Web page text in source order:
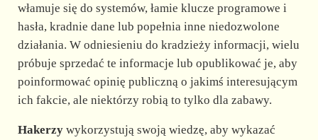
włamuje się do systemów, łamie klucze programowe i
hasła, kradnie dane lub popełnia inne niedozwolone
działania. W odniesieniu do kradzieży informacji, wielu
próbuje sprzedać te informacje lub opublikować je, aby
poinformować opinię publiczną o jakimś interesującym
ich fakcie, ale niektórzy robią to tylko dla zabawy.
Hakerzywykorzystują swoją wiedzę, aby wykazać